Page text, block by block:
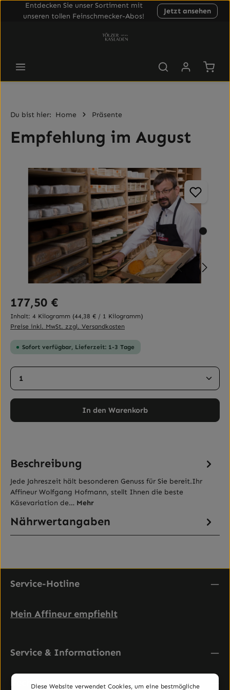
Entdecken Sie unser Sortiment mit
unseren tollen Feinschmecker-Abos!
Jetzt ansehen
Du bist hier: Home Präsente
Empfehlung im August
Bildergalerie überspringen
Regulärer Preis:
177,50 €
Inhalt: 4 Kilogramm (44,38 € / 1 Kilogramm)
Preise inkl. MwSt. zzgl. Versandkosten
Sofort verfügbar, Lieferzeit: 1-3 Tage
Produkt Anzahl: Gib den gewünschten Wert ein
In den Warenkorb
Beschreibung
Jede Jahreszeit hält besonderen Genuss für Sie bereit.Ihr
Affineur Wolfgang Hofmann, stellt Ihnen die beste
Käsevariation de… Mehr
Nährwertangaben
Service-Hotline
Mein Affineur empfiehlt
Service & Informationen
Rechtliches
Diese Website verwendet Cookies, um eine bestmögliche